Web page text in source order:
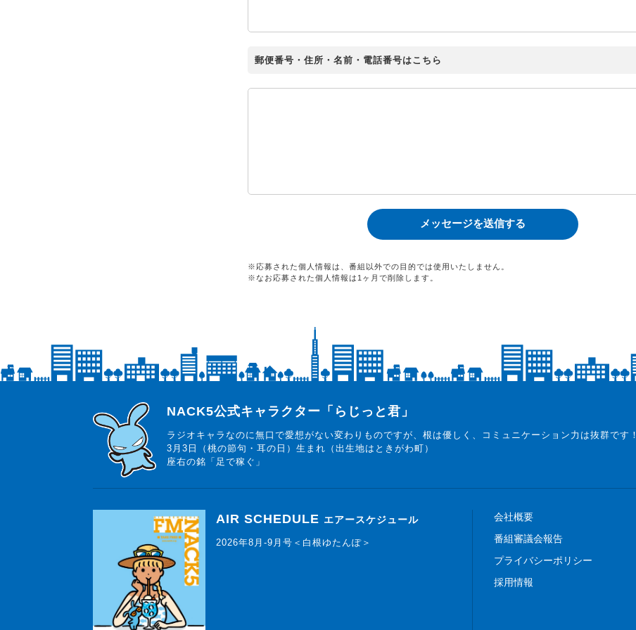
郵便番号・住所・名前・電話番号はこちら
※応募された個人情報は、番組以外での目的では使用いたしません。
※なお応募された個人情報は1ヶ月で削除します。
らじっと君
NACK5公式キャラクター「らじっと君」
ラジオキャラなのに無口で愛想がない変わりものですが、根は優しく、コミュニケーション力は抜群です！
3月3日（桃の節句・耳の日）生まれ（出生地はときがわ町）
座右の銘「足で稼ぐ」
AIR SCHEDULE エアースケジュール
2026年8月-9月号＜白根ゆたんぽ＞
会社概要
番組審議会報告
プライバシーポリシー
採用情報